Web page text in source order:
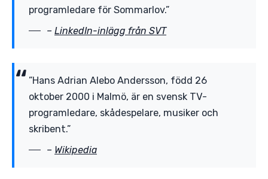
programledare för Sommarlov.”
– LinkedIn-inlägg från SVT
”Hans Adrian Alebo Andersson, född 26
oktober 2000 i Malmö, är en svensk TV-
programledare, skådespelare, musiker och
skribent.”
– Wikipedia